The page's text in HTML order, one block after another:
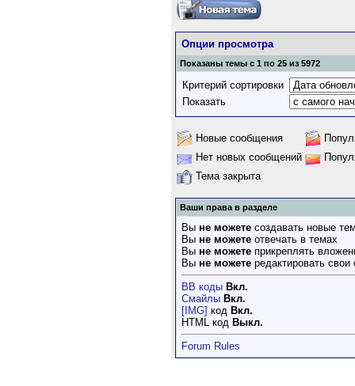
Опции просмотра
Показаны темы с 1 по 25 из 5972
Критерий сортировки
Показать
Новые сообщения
Нет новых сообщений
Тема закрыта
Ваши права в разделе
Вы не можете создавать новые
Вы не можете отвечать в темах
Вы не можете прикреплять
Вы не можете редактировать
BB коды Вкл.
Смайлы Вкл.
[IMG] код Вкл.
HTML код Выкл.
Forum Rules